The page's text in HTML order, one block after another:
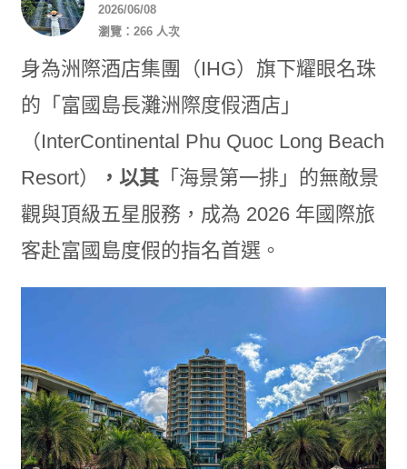
2026/06/08
瀏覽：266 人次
身為洲際酒店集團（IHG）旗下耀眼名珠
的「富國島長灘洲際度假酒店」
（InterContinental Phu Quoc Long Beach
Resort）
，以其「海景第一排」的無敵景
觀與頂級五星服務，成為 2026 年國際旅
客赴富國島度假的指名首選。